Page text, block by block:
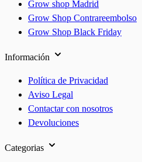
Grow shop Madrid
Grow Shop Contrareembolso
Grow Shop Black Friday
Información
Política de Privacidad
Aviso Legal
Contactar con nosotros
Devoluciones
Categorias